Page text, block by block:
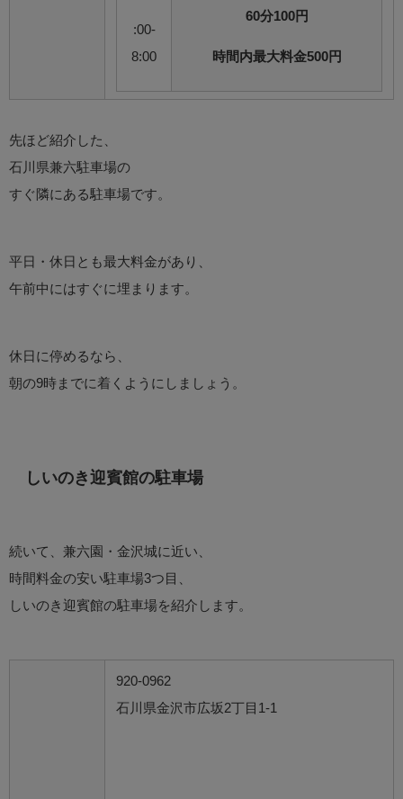
:00-
8:00
60分100円
時間内最大料金500円
先ほど紹介した、
石川県兼六駐車場の
すぐ隣にある駐車場です。
平日・休日とも最大料金があり、
午前中にはすぐに埋まります。
休日に停めるなら、
朝の9時までに着くようにしましょう。
しいのき迎賓館の駐車場
続いて、兼六園・金沢城に近い、
時間料金の安い駐車場3つ目、
しいのき迎賓館の駐車場を紹介します。
920-0962
石川県金沢市広坂2丁目1-1